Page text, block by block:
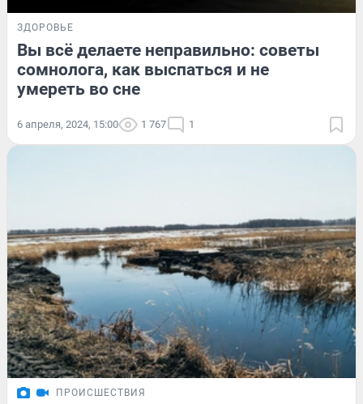
ЗДОРОВЬЕ
Вы всё делаете неправильно: советы
сомнолога, как выспаться и не
умереть во сне
6 апреля, 2024, 15:00 1 767 1
ПРОИСШЕСТВИЯ